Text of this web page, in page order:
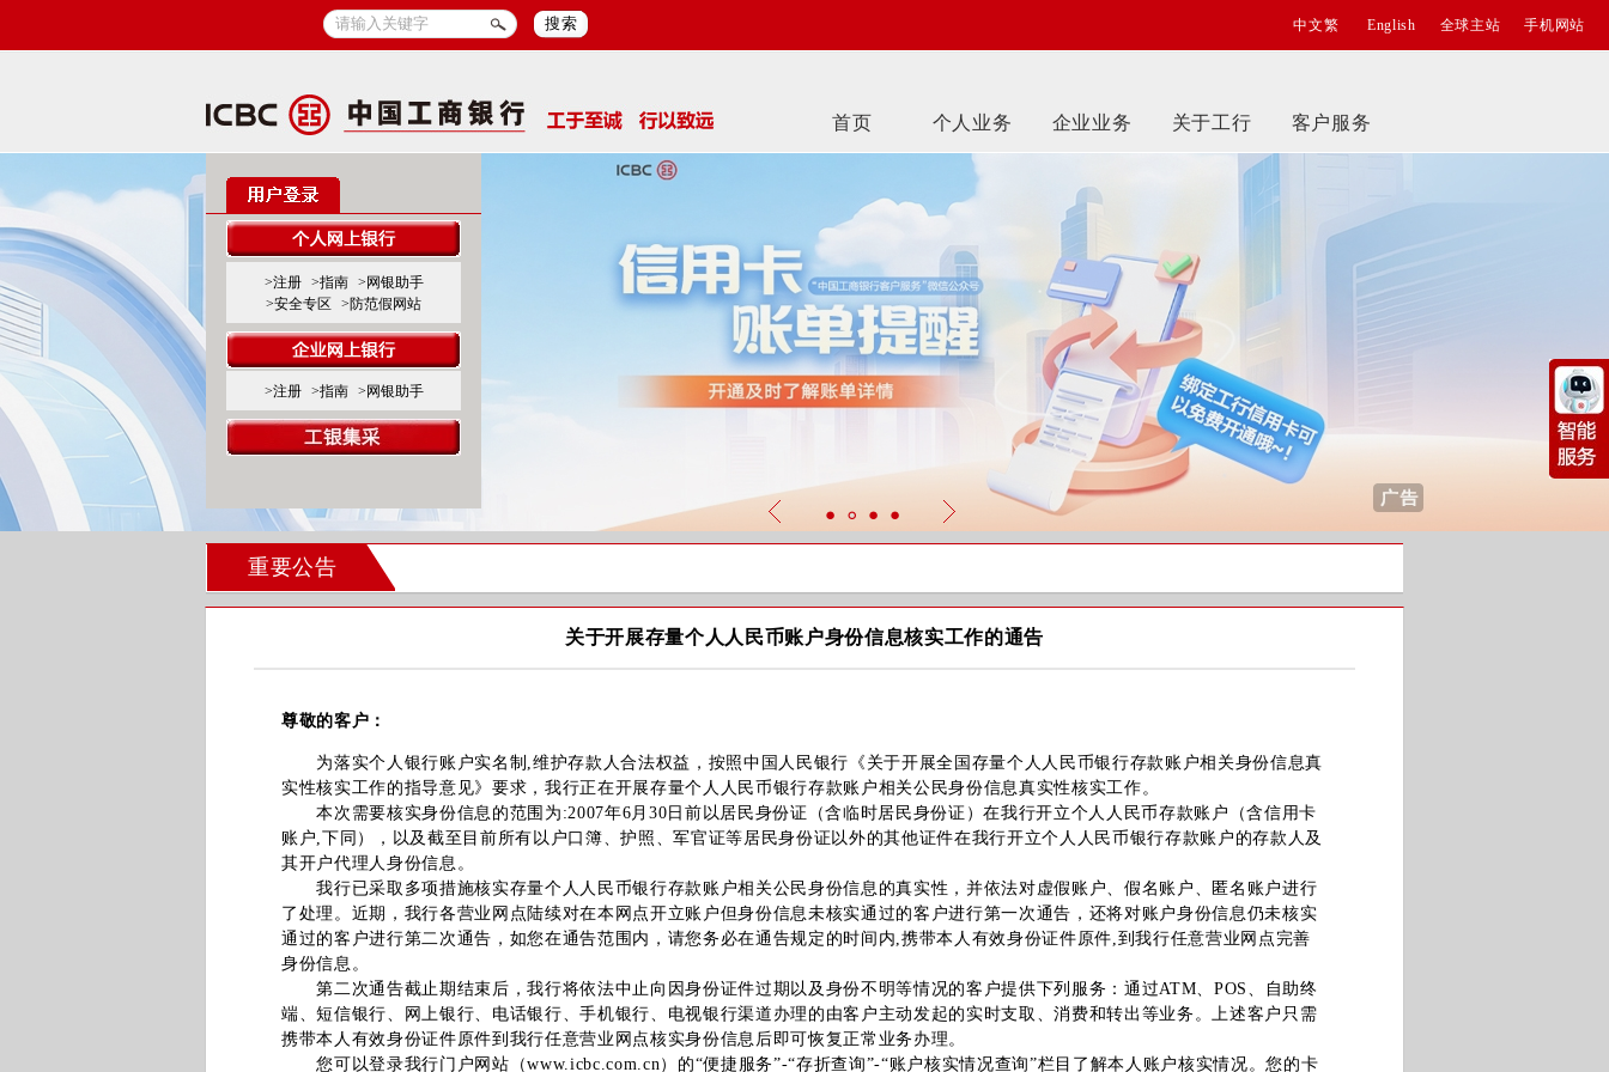
搜索 中文繁 English 全球主站 手机网站
首页 个人业务 企业业务 关于工行 客户服务
>注册 >指南
>网银助手
>安全专区
>防范假网站
>注册 >指南 >网银助手
重要公告
关于开展存量个人人民币账户身份信息核实工作的通告
尊敬的客户：
为落实个人银行账户实名制,维护存款人合法权益，按照中国人民银行《关于开展全国存量个人人民币银行存款账户相关身份信息真
实性核实工作的指导意见》要求，我行正在开展存量个人人民币银行存款账户相关公民身份信息真实性核实工作。
本次需要核实身份信息的范围为:2007年6月30日前以居民身份证（含临时居民身份证）在我行开立个人人民币存款账户（含信用卡
账户,下同），以及截至目前所有以户口簿、护照、军官证等居民身份证以外的其他证件在我行开立个人人民币银行存款账户的存款人及
其开户代理人身份信息。
我行已采取多项措施核实存量个人人民币银行存款账户相关公民身份信息的真实性，并依法对虚假账户、假名账户、匿名账户进行
了处理。近期，我行各营业网点陆续对在本网点开立账户但身份信息未核实通过的客户进行第一次通告，还将对账户身份信息仍未核实
通过的客户进行第二次通告，如您在通告范围内，请您务必在通告规定的时间内,携带本人有效身份证件原件,到我行任意营业网点完善
身份信息。
第二次通告截止期结束后，我行将依法中止向因身份证件过期以及身份不明等情况的客户提供下列服务：通过ATM、POS、自助终
端、短信银行、网上银行、电话银行、手机银行、电视银行渠道办理的由客户主动发起的实时支取、消费和转出等业务。上述客户只需
携带本人有效身份证件原件到我行任意营业网点核实身份信息后即可恢复正常业务办理。
您可以登录我行门户网站（www.icbc.com.cn）的“便捷服务”-“存折查询”-“账户核实情况查询”栏目了解本人账户核实情况。您的卡